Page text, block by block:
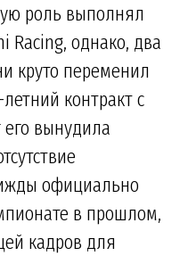
роль выполнял
Racing, однако, два
круто переменил
контракт с
вынудила
официально
в прошлом,
кадров для